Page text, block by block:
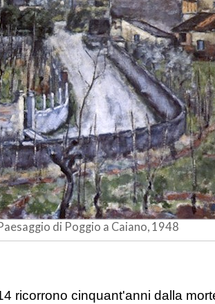
di Poggio a Caiano, 1948
ricorrono cinquant'anni dalla